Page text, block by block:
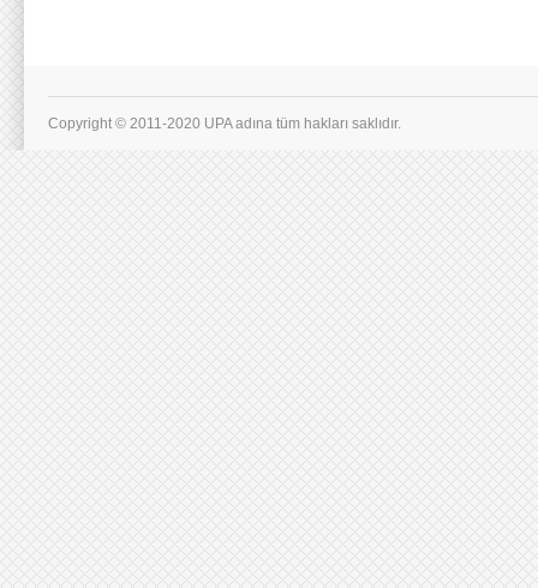
Copyright © 2011-2020 UPA adına tüm hakları saklıdır.